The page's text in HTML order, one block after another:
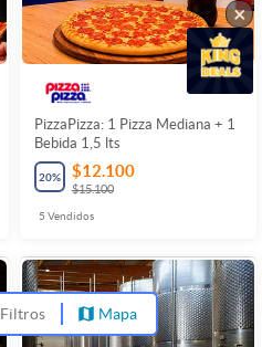
PizzaPizza: 1 Pizza Mediana + 1
Bebida 1,5 lts
20% $12.100
$15.100
5 Vendidos
Filtros Mapa
×